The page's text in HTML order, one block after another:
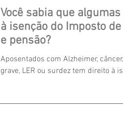
Você sabia que
à isenção do Imposto
e pensão?
Aposentados com Alzheimer,
grave, LER ou surdez tem direito à